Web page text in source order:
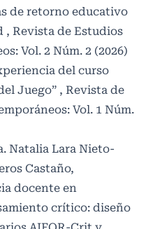
de retorno educativo
, Revista de Estudios
Vol. 2 Núm. 2 (2026)
del curso
Juego” , Revista de
Vol. 1 Núm.
Natalia Lara Nieto-
Castaño,
docente en
crítico: diseño